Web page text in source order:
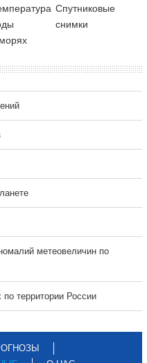
Cпутниковые
снимки
метеовеличин по
территории России